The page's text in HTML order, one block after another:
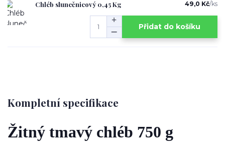
Chléb slunečnicový 0,45 Kg 49,0 Kč/ks
Přidat do košíku
Kompletní specifikace
Žitný tmavý chléb 750 g